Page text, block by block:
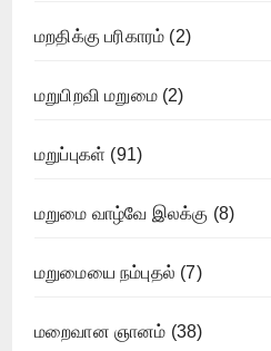
மறதிக்கு பரிகாரம் (2)
மறுபிறவி மறுமை(2)
மறுப்புகள் (91)
மறுமை வாழ்வே இலக்கு (8)
மறுமையை நம்புதல் (7)
மறைவான ஞானம் (38)